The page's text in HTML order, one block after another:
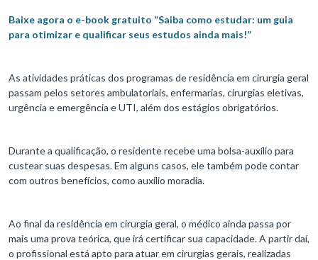
Baixe agora o e-book gratuito “Saiba como estudar: um guia
para otimizar e qualificar seus estudos ainda mais!”
As atividades práticas dos programas de residência em cirurgia geral
passam pelos setores ambulatoriais, enfermarias, cirurgias eletivas,
urgência e emergência e UTI, além dos estágios obrigatórios.
Durante a qualificação, o residente recebe uma bolsa-auxílio para
custear suas despesas. Em alguns casos, ele também pode contar
com outros benefícios, como auxílio moradia.
Ao final da residência em cirurgia geral, o médico ainda passa por
mais uma prova teórica, que irá certificar sua capacidade. A partir daí,
o profissional está apto para atuar em cirurgias gerais, realizadas